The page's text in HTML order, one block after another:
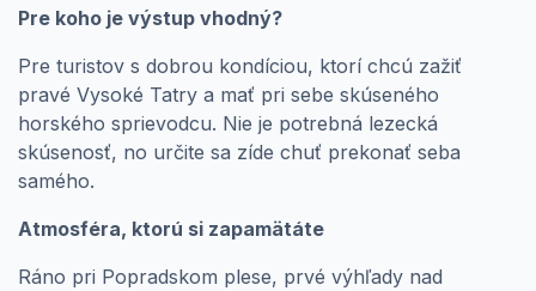
Pre koho je výstup vhodný?
Pre turistov s dobrou kondíciou, ktorí chcú zažiť
pravé Vysoké Tatry a mať pri sebe skúseného
horského sprievodcu. Nie je potrebná lezecká
skúsenosť, no určite sa zíde chuť prekonať seba
samého.
Atmosféra, ktorú si zapamätáte
Ráno pri Popradskom plese, prvé výhľady nad